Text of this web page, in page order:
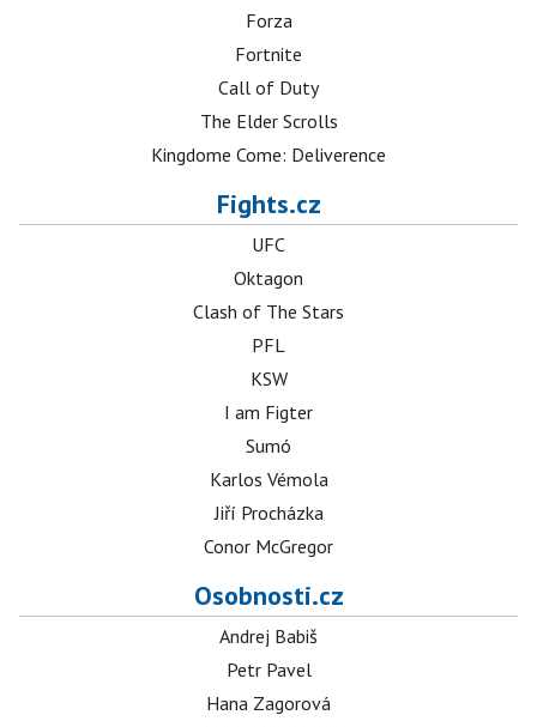
Forza
Fortnite
Call of Duty
The Elder Scrolls
Kingdome Come: Deliverence
Fights.cz
UFC
Oktagon
Clash of The Stars
PFL
KSW
I am Figter
Sumó
Karlos Vémola
Jiří Procházka
Conor McGregor
Osobnosti.cz
Andrej Babiš
Petr Pavel
Hana Zagorová